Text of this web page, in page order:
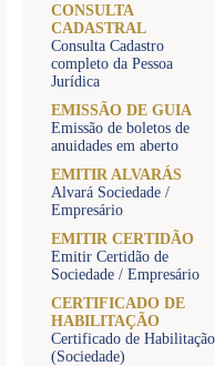
CONSULTA
CADASTRAL
Consulta Cadastro
completo da Pessoa
Jurídica
EMISSÃO DE GUIA
Emissão de boletos de
anuidades em aberto
EMITIR ALVARÁS
Alvará Sociedade /
Empresário
EMITIR CERTIDÃO
Emitir Certidão de
Sociedade / Empresário
CERTIFICADO DE
HABILITAÇÃO
Certificado de Habilitação
(Sociedade)